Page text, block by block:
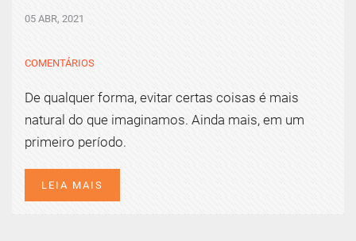
05 ABR, 2021
COMENTÁRIOS
De qualquer forma, evitar certas coisas é mais
natural do que imaginamos. Ainda mais, em um
primeiro período.
LEIA MAIS